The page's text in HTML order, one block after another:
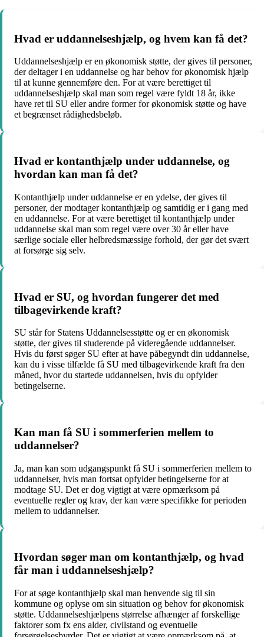
Hvad er uddannelseshjælp, og hvem kan få det?
Uddannelseshjælp er en økonomisk støtte, der gives til personer,
der deltager i en uddannelse og har behov for økonomisk hjælp
til at kunne gennemføre den. For at være berettiget til
uddannelseshjælp skal man som regel være fyldt 18 år, ikke
have ret til SU eller andre former for økonomisk støtte og have
et begrænset rådighedsbeløb.
Hvad er kontanthjælp under uddannelse, og
hvordan kan man få det?
Kontanthjælp under uddannelse er en ydelse, der gives til
personer, der modtager kontanthjælp og samtidig er i gang med
en uddannelse. For at være berettiget til kontanthjælp under
uddannelse skal man som regel være over 30 år eller have
særlige sociale eller helbredsmæssige forhold, der gør det svært
at forsørge sig selv.
Hvad er SU, og hvordan fungerer det med
tilbagevirkende kraft?
SU står for Statens Uddannelsesstøtte og er en økonomisk
støtte, der gives til studerende på videregående uddannelser.
Hvis du først søger SU efter at have påbegyndt din uddannelse,
kan du i visse tilfælde få SU med tilbagevirkende kraft fra den
måned, hvor du startede uddannelsen, hvis du opfylder
betingelserne.
Kan man få SU i sommerferien mellem to
uddannelser?
Ja, man kan som udgangspunkt få SU i sommerferien mellem to
uddannelser, hvis man fortsat opfylder betingelserne for at
modtage SU. Det er dog vigtigt at være opmærksom på
eventuelle regler og krav, der kan være specifikke for perioden
mellem to uddannelser.
Hvordan søger man om kontanthjælp, og hvad
får man i uddannelseshjælp?
For at søge kontanthjælp skal man henvende sig til sin
kommune og oplyse om sin situation og behov for økonomisk
støtte. Uddannelseshjælpens størrelse afhænger af forskellige
faktorer som fx ens alder, civilstand og eventuelle